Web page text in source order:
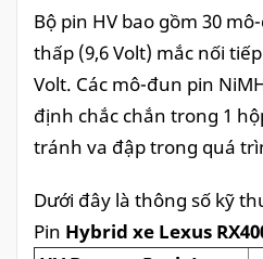
Bộ pin HV bao gồm 30
thấp (9,6 Volt) mắc nối
Volt. Các mô-đun pin
định chắc chắn trong 1
tránh va đập trong quá
Dưới đây là thông số kỹ
Pin Hybrid xe Lexus